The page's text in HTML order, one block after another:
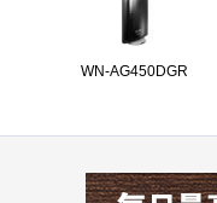
WN-AG450DGR